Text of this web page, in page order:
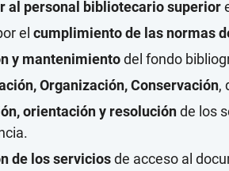
al personal bibliotecario superior
el cumplimiento de las normas
y mantenimientodel fondo
Organización, Conservación,
orientación y resoluciónde los
de los serviciosde acceso al